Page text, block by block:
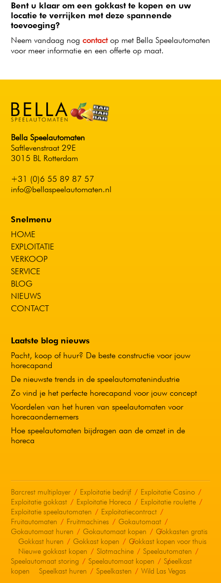
Bent u klaar om een gokkast te kopen en uw
locatie te verrijken met deze spannende
toevoeging?
Neem vandaag nog contactop met Bella Speelautomaten
voor meer informatie en een offerte op maat.
Bella Speelautomaten
Saftlevenstraat 29E
3015 BL Rotterdam
+31 (0)6 55 89 87 57
info@bellaspeelautomaten.nl
Snelmenu
HOME
EXPLOITATIE
VERKOOP
SERVICE
BLOG
NIEUWS
CONTACT
Laatste blog nieuws
Pacht, koop of huur? De beste constructie voor jouw
horecapand
De nieuwste trends in de speelautomatenindustrie
Zo vind je het perfecte horecapand voor jouw concept
Voordelen van het huren van speelautomaten voor
horecaondernemers
Hoe speelautomaten bijdragen aan de omzet in de
horeca
Barcrest multiplayer Exploitatie bedrijf
Exploitatie Casino
Exploitatie gokkast
Exploitatie Horeca
Exploitatie roulette
Exploitatie speelautomaten
Exploitatiecontract
Fruitautomaten
Fruitmachines
Gokautomaat
Gokautomaat huren
Gokautomaat kopen
Gokkasten gratis
Gokkast huren
Gokkast kopen
Gokkast kopen voor thuis
Nieuwe gokkast kopen
Slotmachine
Speelautomaten
Speelautomaat storing
Speelautomaat kopen
Speelkast
kopen
Speelkast huren Speelkasten Wild Las Vegas